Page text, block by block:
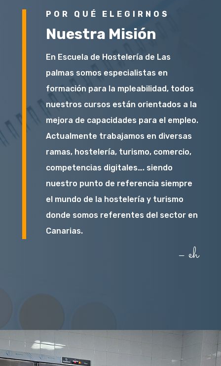
POR QUÉ ELEGIRNOS
Nuestra Misión
En Escuela de Hostelería de Las
palmas somos especialistas en
formación para la mpleabilidad, todos
nuestros cursos están orientados a la
mejora de capacidades para el empleo.
Actualmente trabajamos en diversas
ramas, hostelería, turismo, comercio,
competencias digitales…. siendo
nuestro punto de referencia siempre
el mundo de la hostelería y turismo
donde somos referentes del sector en
Canarias.
– eh